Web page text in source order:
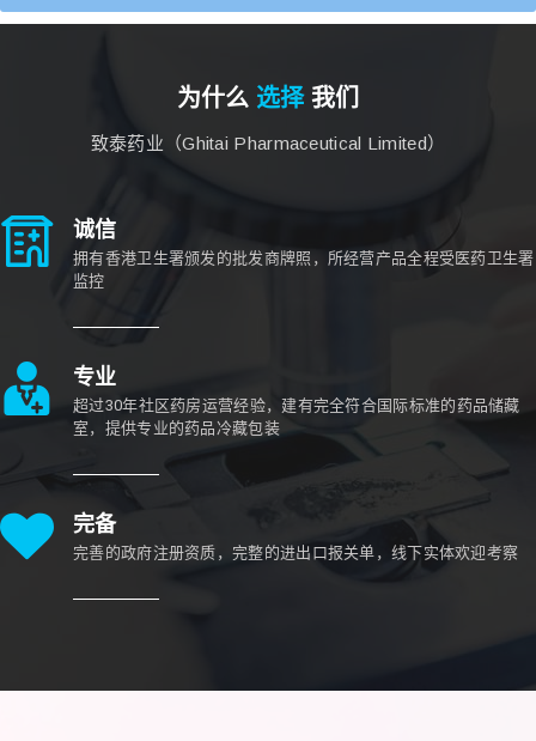
为什么 选择我们
致泰药业（Ghitai Pharmaceutical Limited）
诚信
拥有香港卫生署颁发的批发商牌照，所经营产品全程受医药卫生署
监控
专业
超过30年社区药房运营经验，建有完全符合国际标准的药品储藏
室，提供专业的药品冷藏包装
完备
完善的政府注册资质，完整的进出口报关单，线下实体欢迎考察